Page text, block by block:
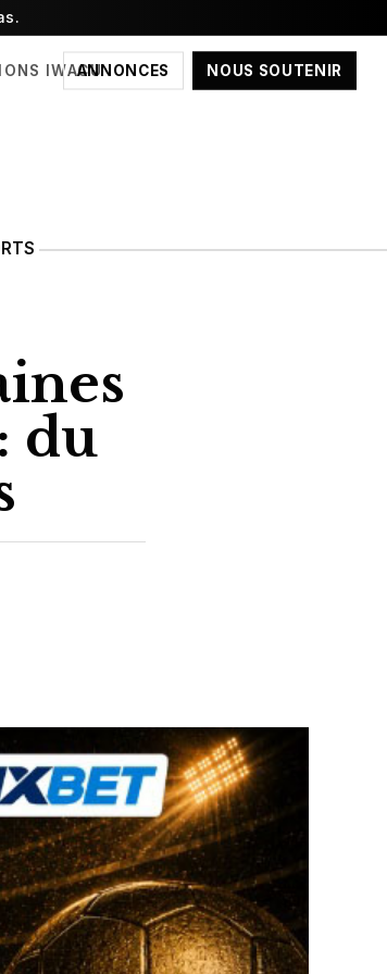
ANNONCES NOUS SOUTENIR
IWACU
du